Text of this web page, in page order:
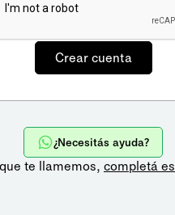
¿Necesitás ayuda?
te llamemos, completá